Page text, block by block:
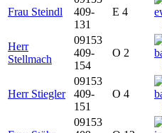
Frau Steindl
409-
131
E 4
Herr
Stellmach
09153
409-
154
O 2
Herr Stiegler
09153
409-
151
O 4
09153